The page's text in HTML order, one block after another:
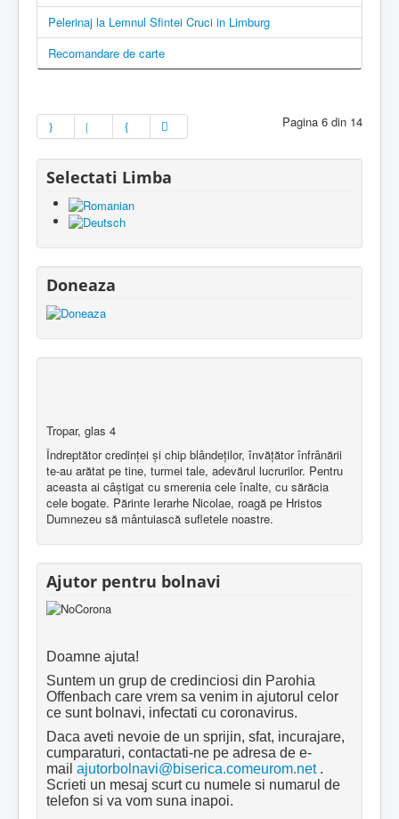
Pelerinaj la Lemnul Sfintei Cruci in Limburg
Recomandare de carte
Pagina 6 din 14
Selectati Limba
Doneaza
Tropar, glas 4
Îndreptător credinţei şi chip blândeţilor, învăţător înfrânării
te-au arătat pe tine, turmei tale, adevărul lucrurilor. Pentru
aceasta ai câştigat cu smerenia cele înalte, cu sărăcia
cele bogate. Părinte Ierarhe Nicolae, roagă pe Hristos
Dumnezeu să mântuiască sufletele noastre.
Ajutor pentru bolnavi
Doamne ajuta!
Suntem un grup de credinciosi din Parohia
Offenbach care vrem sa venim in ajutorul celor
ce sunt bolnavi, infectati cu coronavirus.
Daca aveti nevoie de un sprijin, sfat, incurajare,
cumparaturi, contactati-ne pe adresa de e-
mail ajutorbolnavi@biserica.comeurom.net.
Scrieti un mesaj scurt cu numele si numarul de
telefon si va vom suna inapoi.